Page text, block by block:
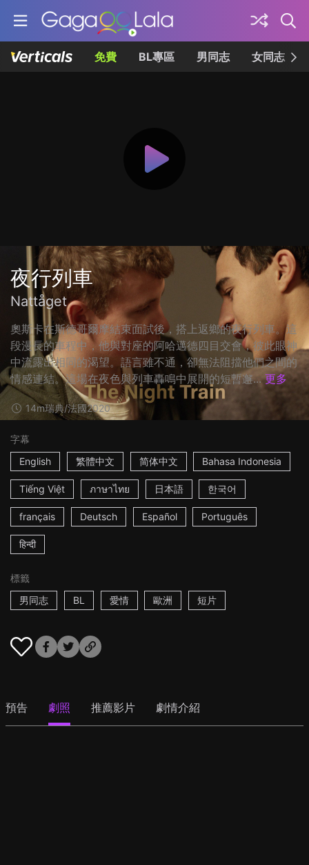
免費 BL專區 男同志 女同志
夜行列車
Nattåget
奧斯卡在斯德哥爾摩結束面試後，搭上返鄉的夜行列車。這
段漫長的車程中，他與對座的阿哈邁德四目交會，彼此眼神
中流露出相同的渴望。語言雖不通，卻無法阻擋他們之間的
情感連結。這場在夜色與列車轟鳴中展開的短暫邂... 更多
14m瑞典/法國2020
字幕
English
繁體中文 简体中文 Bahasa Indonesia
Tiếng Việt ภาษาไทย 日本語 한국어
français Deutsch Español Português
हिन्दी
標籤
男同志
BL 愛情 歐洲 短片
預告 劇照 推薦影片 劇情介紹